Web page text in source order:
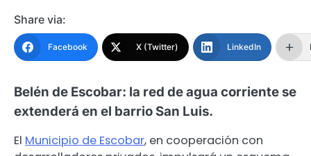
Share via:
Facebook X (Twitter) LinkedIn
Belén de Escobar: la red de agua corriente se
extenderá en el barrio San Luis.
El Municipio de Escobar, en cooperación con